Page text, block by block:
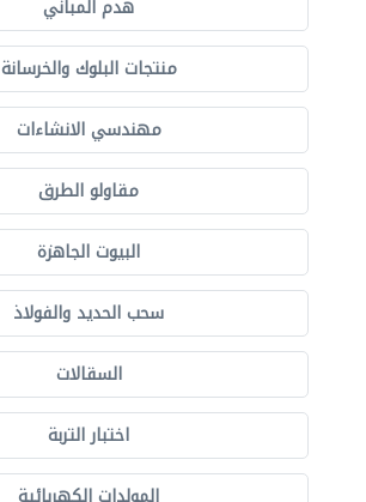
هدم المباني
منتجات البلوك والخرسانة
مهندسي الانشاءات
مقاولو الطرق
البيوت الجاهزة
سحب الحديد والفولاذ
السقالات
اختبار التربة